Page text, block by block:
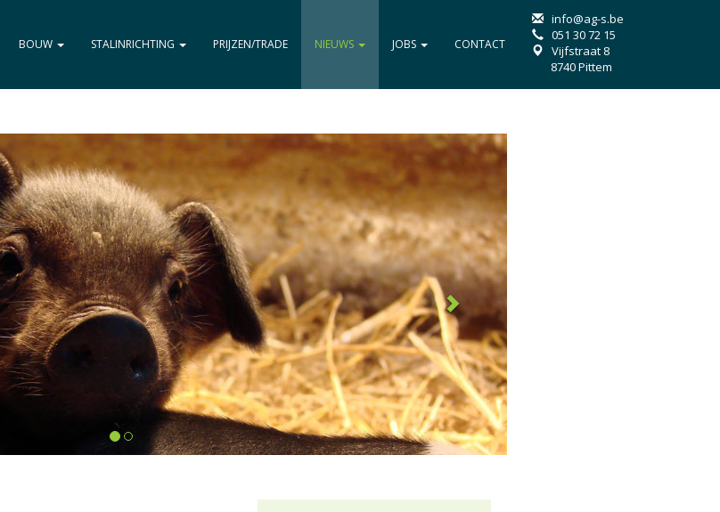
BOUW STALINRICHTING PRIJZEN/TRADE NIEUWS JOBS CONTACT
info@ag-s.be
051 30 72 15
Vijfstraat 8
8740 Pittem